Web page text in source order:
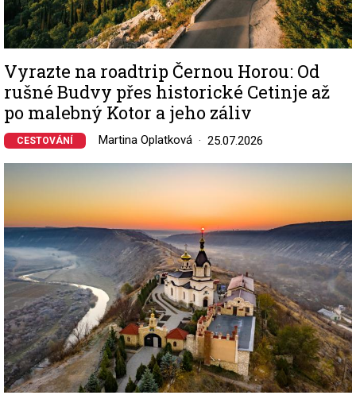
Vyrazte na roadtrip Černou Horou: Od
rušné Budvy přes historické Cetinje až
po malebný Kotor a jeho záliv
CESTOVÁNÍ Martina Oplatková 25.07.2026